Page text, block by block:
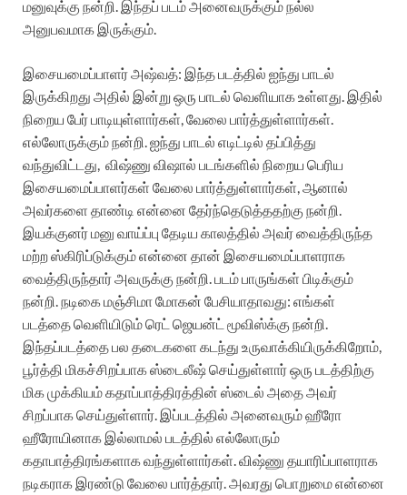
மனுவுக்கு நன்றி. இந்தப் படம் அனைவருக்கும் நல்ல
அனுபவமாக இருக்கும்.
இசையமைப்பாளர் அஷ்வத்: இந்த படத்தில் ஐந்து பாடல்
இருக்கிறது அதில் இன்று ஒரு பாடல் வெளியாக உள்ளது. இதில்
நிறைய பேர் பாடியுள்ளார்கள், வேலை பார்த்துள்ளார்கள்.
எல்லோருக்கும் நன்றி. ஐந்து பாடல் எடிட்டில் தப்பித்து
வந்துவிட்டது, விஷ்ணு விஷால் படங்களில் நிறைய பெரிய
இசையமைப்பாளர்கள் வேலை பார்த்துள்ளார்கள், ஆனால்
அவர்களை தாண்டி என்னை தேர்ந்தெடுத்ததற்கு நன்றி.
இயக்குனர் மனு வாய்ப்பு தேடிய காலத்தில் அவர் வைத்திருந்த
மற்ற ஸ்கிரிப்டுக்கும் என்னை தான் இசையமைப்பாளராக
வைத்திருந்தார் அவருக்கு நன்றி. படம் பாருங்கள் பிடிக்கும்
நன்றி. நடிகை மஞ்சிமா மோகன் பேசியாதாவது: எங்கள்
படத்தை வெளியிடும் ரெட் ஜெயன்ட் மூவிஸ்க்கு நன்றி.
இந்தப்படத்தை பல தடைகளை கடந்து உருவாக்கியிருக்கிறோம்,
பூர்த்தி மிகச்சிறப்பாக ஸ்டைலீஷ் செய்துள்ளார் ஒரு படத்திற்கு
மிக முக்கியம் கதாப்பாத்திரத்தின் ஸ்டைல் அதை அவர்
சிறப்பாக செய்துள்ளார். இப்படத்தில் அனைவரும் ஹீரோ
ஹீரோயினாக இல்லாமல் படத்தில் எல்லோரும்
கதாபாத்திரங்களாக வந்துள்ளார்கள். விஷ்ணு தயாரிப்பாளராக
நடிகராக இரண்டு வேலை பார்த்தார். அவரது பொறுமை என்னை